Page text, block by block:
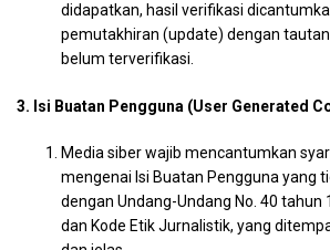
didapatkan, hasil verifikasi
pemutakhiran (update) dengan
belum terverifikasi.
3. Isi Buatan Pengguna (User Generated
Media siber wajib mencantumkan
mengenai Isi Buatan Pengguna yang
dengan Undang-Undang No. 40 tahun
dan Kode Etik Jurnalistik, yang